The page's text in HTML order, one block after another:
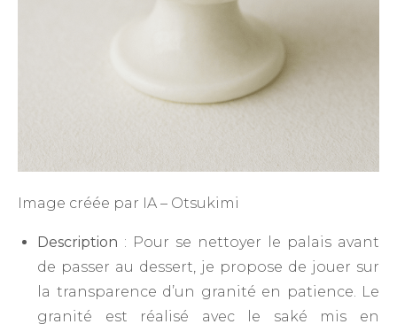
Image créée par IA – Otsukimi
Description : Pour se nettoyer le palais avant
de passer au dessert, je propose de jouer sur
la transparence d’un granité en patience. Le
granité est réalisé avec le saké mis en